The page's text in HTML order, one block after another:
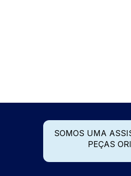
SOMOS UMA
PEÇAS